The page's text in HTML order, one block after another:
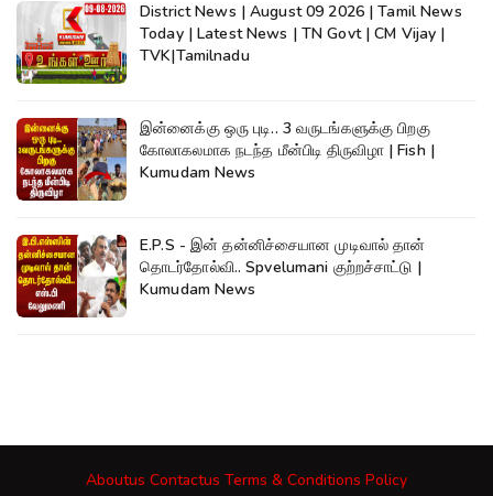
District News | August 09 2026 | Tamil News
Today | Latest News | TN Govt | CM Vijay |
TVK|Tamilnadu
இன்னைக்கு ஒரு புடி.. 3 வருடங்களுக்கு பிறகு
கோலாகலமாக நடந்த மீன்பிடி திருவிழா | Fish |
Kumudam News
E.P.S - இன் தன்னிச்சையான முடிவால் தான்
தொடர்தோல்வி.. Spvelumani குற்றச்சாட்டு |
Kumudam News
Aboutus Contactus Terms & Conditions Policy